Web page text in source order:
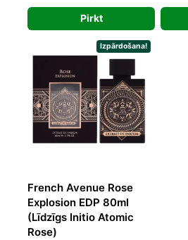
price
was:
30,00 €.
price
is:
21,78 €.
Pirkt
Izpārdošana!
French Avenue Rose
Explosion EDP 80ml
(Līdzīgs Initio Atomic
Rose)